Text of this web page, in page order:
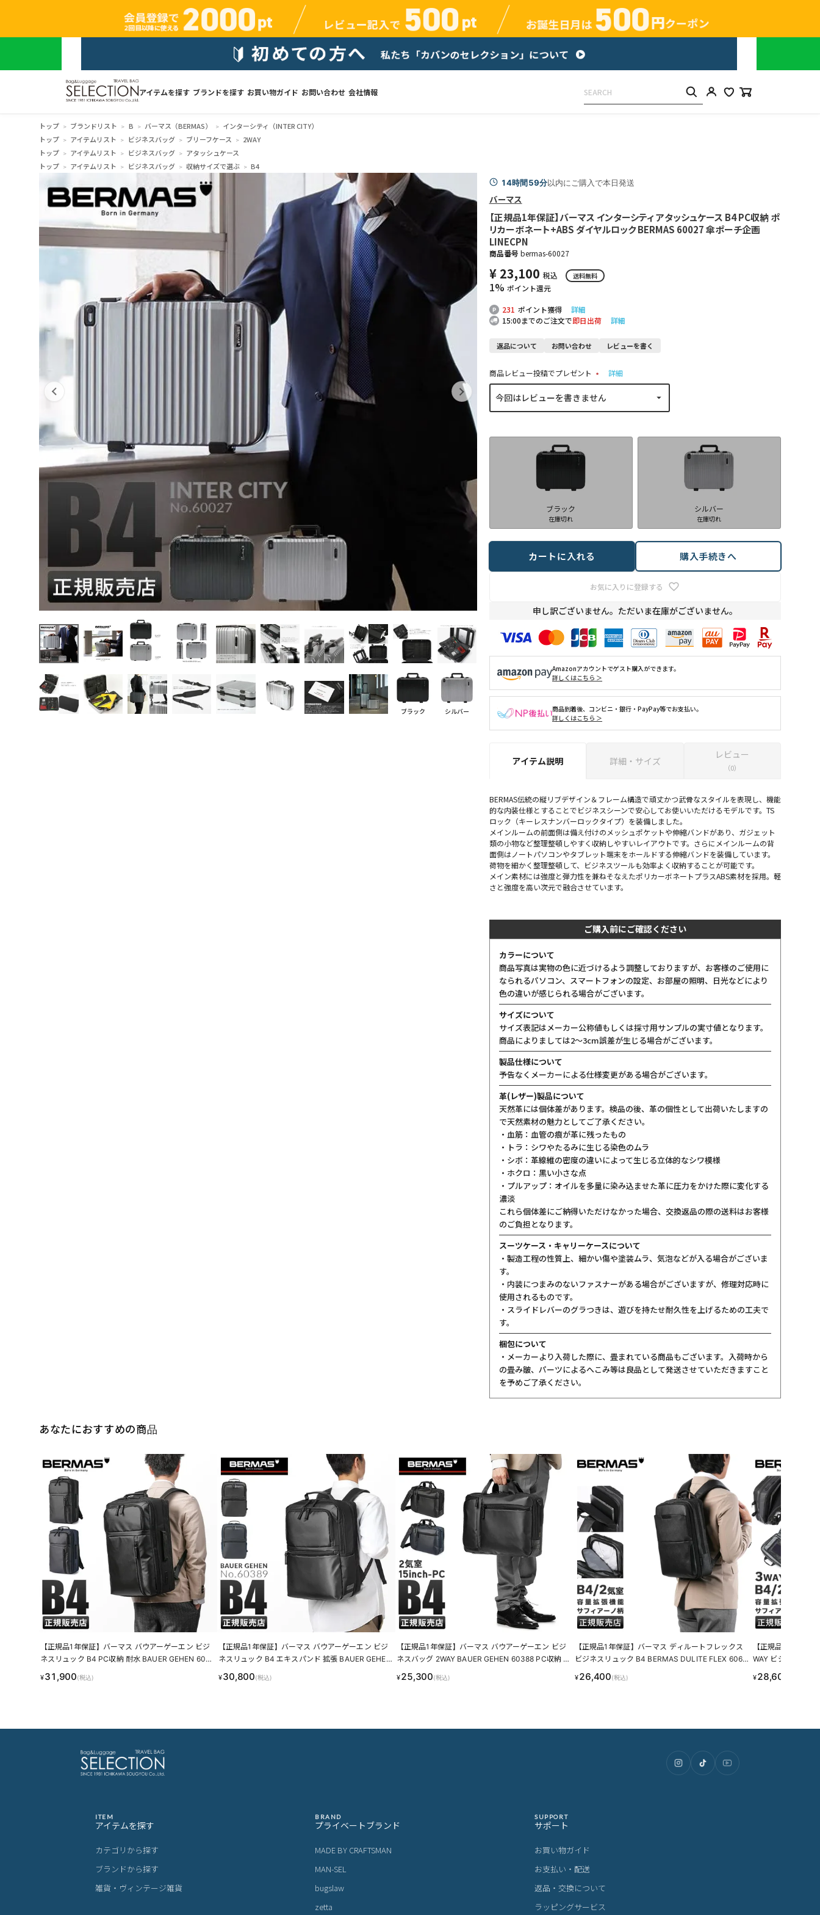
アイテムを探す ブランドを探す お買い物ガイド お問い合わせ 会社情報
トップ ブランドリスト B バーマス（BERMAS）
インターシティ（INTER CITY）
トップ
アイテムリスト ビジネスバッグ ブリーフケース
2WAY
トップ
アイテムリスト ビジネスバッグ
アタッシュケース
トップ
アイテムリスト ビジネスバッグ 収納サイズで選ぶ B4
ブラック シルバー
14時間59分以内にご購入で本日発送
バーマス
【正規品1年保証】バーマス インターシティ アタッシュケース B4 PC収納 ポ
リカーボネート+ABS ダイヤルロック BERMAS 60027 傘ポーチ企画
LINECPN
商品番号 bermas-60027
¥ 23,100 税込 送料無料
1% ポイント還元
231 ポイント獲得
詳細
15:00までのご注文で即日出荷 詳細
返品について お問い合わせ レビューを書く
商品レビュー投稿でプレゼント
(
必
)
詳細
ブラック
在庫切れ
シルバー
在庫切れ
お気に入りに登録する
カートに入れる 購入手続きへ
申し訳ございません。ただいま在庫がございません。
Amazonアカウントでゲスト購入ができます。
詳しくはこちら ＞
商品到着後、コンビニ・銀行・PayPay等でお支払い。
詳しくはこちら ＞
アイテム説明 詳細・サイズ
レビュー
（0）
BERMAS伝統の縦リブデザイン＆フレーム構造で頑丈かつ武骨なスタイルを表現し、機能
的な内装仕様とすることでビジネスシーンで安心してお使いいただけるモデルです。TS
ロック（キーレスナンバーロックタイプ）を装備しました。
メインルームの前面側は備え付けのメッシュポケットや伸縮バンドがあり、ガジェット
類の小物など整理整頓しやすく収納しやすいレイアウトです。さらにメインルームの背
面側はノートパソコンやタブレット端末をホールドする伸縮バンドを装備しています。
荷物を細かく整理整頓して、ビジネスツールも効率よく収納することが可能です。
メイン素材には強度と弾力性を兼ねそなえたポリカーボネートプラスABS素材を採用。軽
さと強度を高い次元で融合させています。
ご購入前にご確認ください
カラーについて
商品写真は実物の色に近づけるよう調整しておりますが、お客様のご使用に
なられるパソコン、スマートフォンの設定、お部屋の照明、日光などにより
色の違いが感じられる場合がございます。
サイズについて
サイズ表記はメーカー公称値もしくは採寸用サンプルの実寸値となります。
商品によりましては2〜3cm誤差が生じる場合がございます。
製品仕様について
予告なくメーカーによる仕様変更がある場合がございます。
革(レザー)製品について
天然革には個体差があります。検品の後、革の個性として出荷いたしますの
で天然素材の魅力としてご了承ください。
・血筋：血管の痕が革に残ったもの
・トラ：シワやたるみに生じる染色のムラ
・シボ：革線維の密度の違いによって生じる立体的なシワ模様
・ホクロ：黒い小さな点
・プルアップ：オイルを多量に染み込ませた革に圧力をかけた際に変化する
濃淡
これら個体差にご納得いただけなかった場合、交換返品の際の送料はお客様
のご負担となります。
スーツケース・キャリーケースについて
・製造工程の性質上、細かい傷や塗装ムラ、気泡などが入る場合がございま
す。
・内装につまみのないファスナーがある場合がございますが、修理対応時に
使用されるものです。
・スライドレバーのグラつきは、遊びを持たせ耐久性を上げるための工夫で
す。
梱包について
・メーカーより入荷した際に、畳まれている商品もございます。入荷時から
の畳み皺、パーツによるへこみ等は良品として発送させていただきますこと
を予めご了承ください。
あなたにおすすめの商品
【正規品1年保証】バーマス バウアーゲーエン ビジ
ネスリュック B4 PC収納 耐水 BAUER GEHEN 6039
5 LINECPN
¥31,900(税込)
【正規品1年保証】バーマス バウアーゲーエン ビジ
ネスリュック B4 エキスパンド 拡張 BAUER GEHEN
60389 LINECPN
¥30,800(税込)
【正規品1年保証】バーマス バウアーゲーエン ビジ
ネスバッグ 2WAY BAUER GEHEN 60388 PC収納 B
4ファイル LINECPN
¥25,300(税込)
【正規品1年保証】バーマス ディルートフレックス
ビジネスリュック B4 BERMAS DULITE FLEX 6064
6 LINECPN
¥26,400(税込)
【正規品1年保証
WAY ビジネスバッ
8 LINECPN
¥28,600
ITEM
アイテムを探す
カテゴリから探す
ブランドから探す
雑貨・ヴィンテージ雑貨
BRAND
プライベートブランド
MADE BY CRAFTSMAN
MAN-SEL
bugslaw
zetta
SUPPORT
サポート
お買い物ガイド
お支払い・配送
返品・交換について
ラッピングサービス